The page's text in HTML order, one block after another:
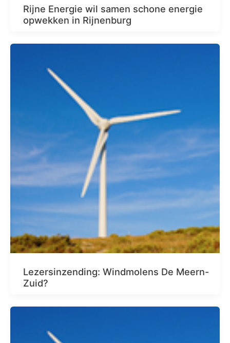
Rijne Energie wil samen schone energie
opwekken in Rijnenburg
Lezersinzending: Windmolens De Meern-
Zuid?